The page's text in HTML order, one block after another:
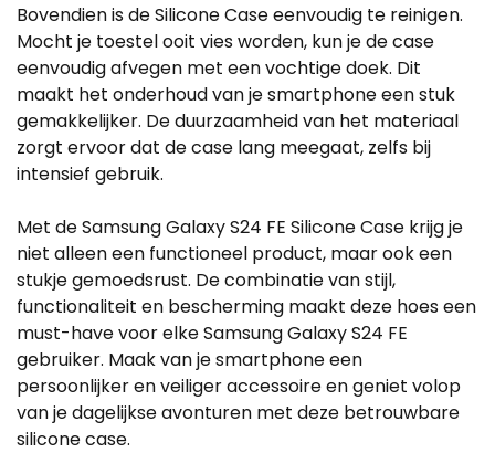
Bovendien is de Silicone Case eenvoudig te reinigen.
Mocht je toestel ooit vies worden, kun je de case
eenvoudig afvegen met een vochtige doek. Dit
maakt het onderhoud van je smartphone een stuk
gemakkelijker. De duurzaamheid van het materiaal
zorgt ervoor dat de case lang meegaat, zelfs bij
intensief gebruik.
Met de Samsung Galaxy S24 FE Silicone Case krijg je
niet alleen een functioneel product, maar ook een
stukje gemoedsrust. De combinatie van stijl,
functionaliteit en bescherming maakt deze hoes een
must-have voor elke Samsung Galaxy S24 FE
gebruiker. Maak van je smartphone een
persoonlijker en veiliger accessoire en geniet volop
van je dagelijkse avonturen met deze betrouwbare
silicone case.